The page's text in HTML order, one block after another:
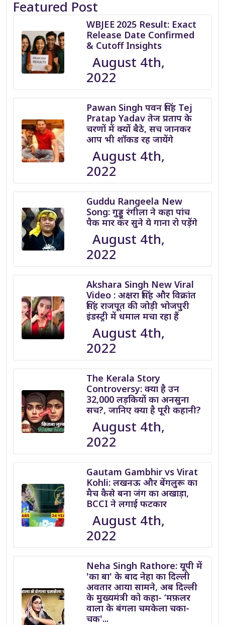
Featured Post
WBJEE 2025 Result: Exact
Release Date Confirmed
& Cutoff Insights
August 4th,
2022
Pawan Singh पवन सिंह Tej
Pratap Yadav तेज प्रताप के
चरणों में क्यों बैठे, सच जानकर
आप भी शॉकड रह जायेंगे
August 4th,
2022
Guddu Rangeela New
Song: गुड्डू रंगीला ने कहा पांच
पैक मार कर सुने ये गाना रो पड़ेंगे
August 4th,
2022
Akshara Singh New Viral
Video : अक्षरा सिंह और विक्रांत
सिंह राजपूत की जोड़ी भोजपुरी
इंडस्ट्री में धमाल मचा रहा हैं
August 4th,
2022
The Kerala Story
Controversy: क्या है उन
32,000 लड़कियों का अनसुना
सच?, जानिए क्या है पूरी कहानी?
August 4th,
2022
Gautam Gambhir vs Virat
Kohli: लखनऊ और बेंगलुरू का
मैच कैसे बना जंग का अखाड़ा,
BCCI ने लगाई फटकार
August 4th,
2022
Neha Singh Rathore: यूपी में
'का बा' के बाद नेहा का दिल्ली
अवतार आया सामने, अब दिल्ली
के मुख्यमंत्री को कहा- ‘मफ़लर
वाला के बंगला चमकेला चका-
चक'...